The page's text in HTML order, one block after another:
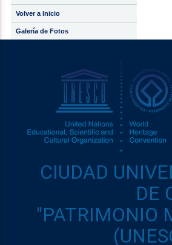
Volver a Inicio
Galería de Fotos
CIUDAD
DE
"PATRIMONIO